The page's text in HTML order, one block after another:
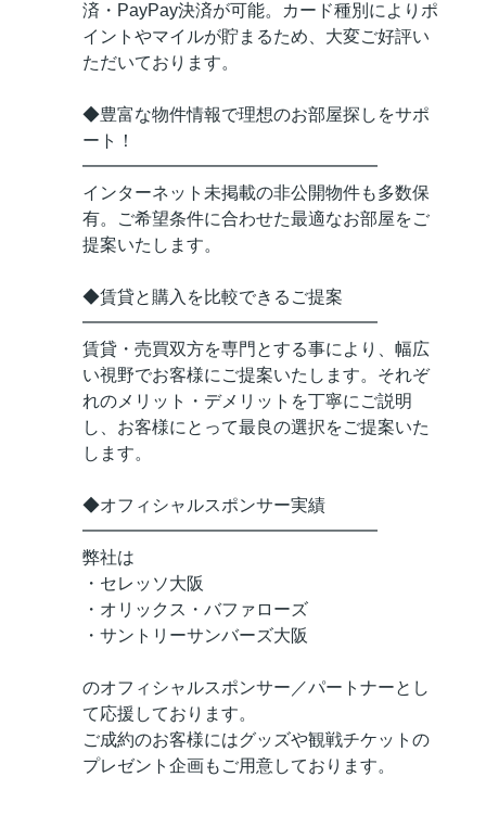
済・PayPay決済が可能。カード種別によりポ
イントやマイルが貯まるため、大変ご好評い
ただいております。
◆豊富な物件情報で理想のお部屋探しをサポ
ート！
━━━━━━━━━━━━━━━━━
インターネット未掲載の非公開物件も多数保
有。ご希望条件に合わせた最適なお部屋をご
提案いたします。
◆賃貸と購入を比較できるご提案
━━━━━━━━━━━━━━━━━
賃貸・売買双方を専門とする事により、幅広
い視野でお客様にご提案いたします。それぞ
れのメリット・デメリットを丁寧にご説明
し、お客様にとって最良の選択をご提案いた
します。
◆オフィシャルスポンサー実績
━━━━━━━━━━━━━━━━━
弊社は
・セレッソ大阪
・オリックス・バファローズ
・サントリーサンバーズ大阪
のオフィシャルスポンサー／パートナーとし
て応援しております。
ご成約のお客様にはグッズや観戦チケットの
プレゼント企画もご用意しております。